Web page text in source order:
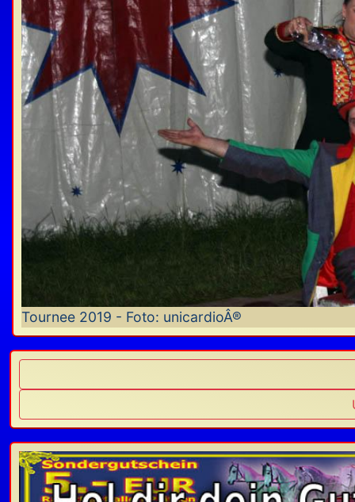
Tournee 2019 - Foto: unicardioÂ®